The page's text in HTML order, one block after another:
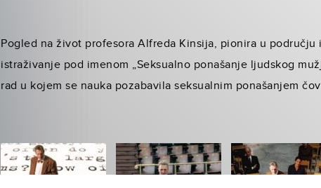
Pogled na život profesora Alfreda Kinsija, pionira u
istraživanje pod imenom „Seksualno ponašanje ljudskog
rad u kojem se nauka pozabavila seksualnim ponašanjem